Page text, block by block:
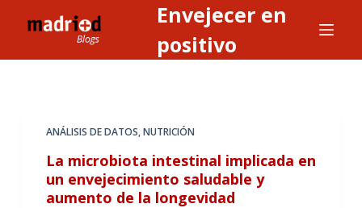
l
Envejecer en
positivo
ANÁLISIS DE DATOS,NUTRICIÓN
La microbiota intestinal implicada en
un envejecimiento saludable y
aumento de la longevidad